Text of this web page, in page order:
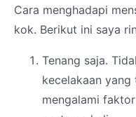
Cara menghadapi
kok. Berikut ini saya
Tenang saja.
kecelakaan yang
mengalami